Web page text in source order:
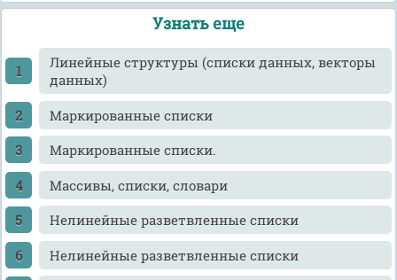
Узнать еще
Линейные структуры (списки данных, векторы
данных)
Маркированные списки
Маркированные списки.
Массивы, списки, словари
Нелинейные разветвленные списки
Нелинейные разветвленные списки